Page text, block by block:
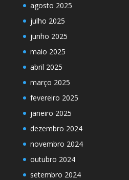
agosto 2025
julho 2025
junho 2025
maio 2025
abril 2025
março 2025
fevereiro 2025
janeiro 2025
dezembro 2024
novembro 2024
outubro 2024
setembro 2024